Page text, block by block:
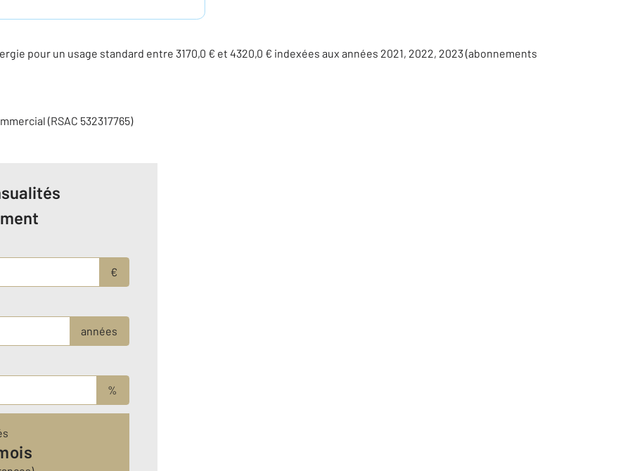
pour un usage standard entre 3170,0 € et 4320,0 € indexées aux années 2021, 2022, 2023 (abonnements
(RSAC 532317765)
€
années
%